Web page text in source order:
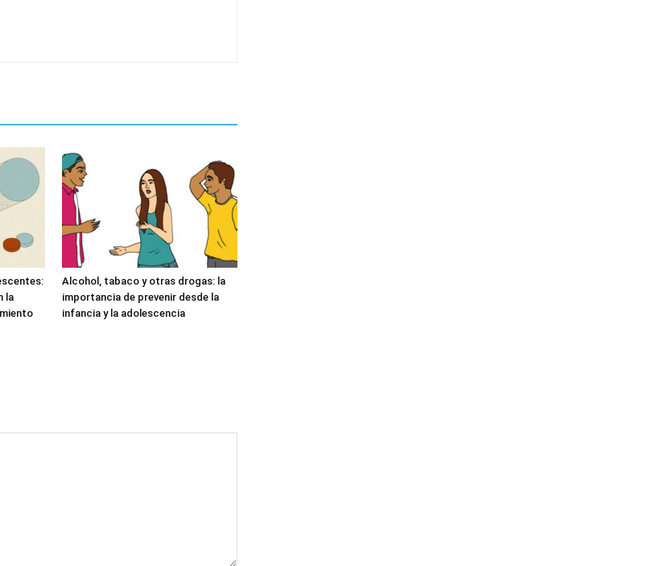
la
Alcohol, tabaco y otras drogas: la
importancia de prevenir desde la
infancia y la adolescencia